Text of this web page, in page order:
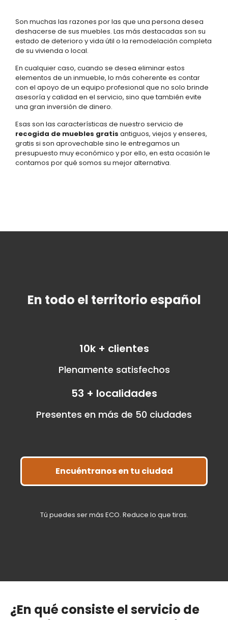
Son muchas las razones por las que una persona desea
deshacerse de sus muebles. Las más destacadas son su
estado de deterioro y vida útil o la remodelación completa
de su vivienda o local.
En cualquier caso, cuando se desea eliminar estos
elementos de un inmueble, lo más coherente es contar
con el apoyo de un equipo profesional que no solo brinde
asesoría y calidad en el servicio, sino que también evite
una gran inversión de dinero.
Esas son las características de nuestro servicio de
recogida de muebles gratis antiguos, viejos y enseres,
gratis si son aprovechable sino le entregamos un
presupuesto muy económico y por ello, en esta ocasión le
contamos por qué somos su mejor alternativa.
En todo el territorio español
10k + clientes
Plenamente satisfechos
53 + localidades
Presentes en más de 50 ciudades
Encuéntranos en tu ciudad
Tú puedes ser más ECO. Reduce lo que tiras.
¿En qué consiste el servicio de